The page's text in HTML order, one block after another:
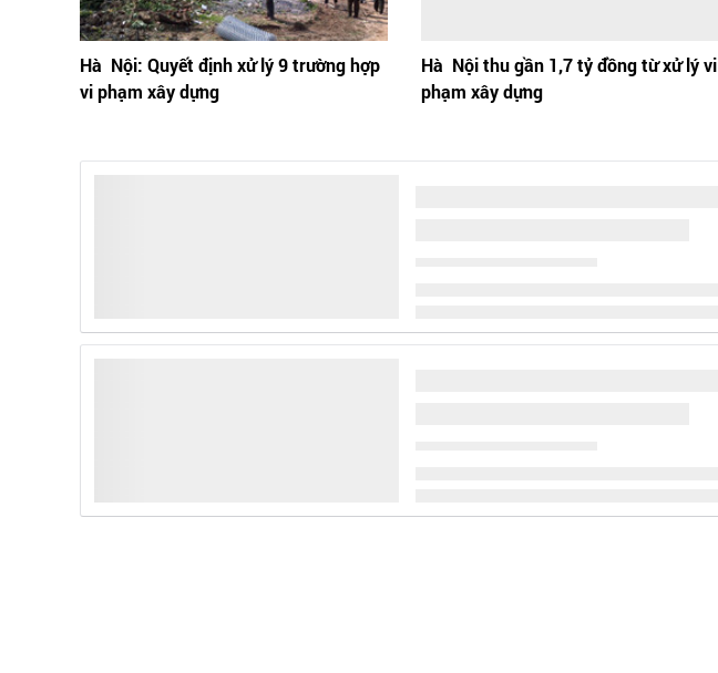
Hà Nội: Quyết định xử­ lý 9 trường hợp
vi phạm xây dựng
Hà Nội thu gần 1,7 tỷ đồng từ xử­ lý vi
phạm xây dựng